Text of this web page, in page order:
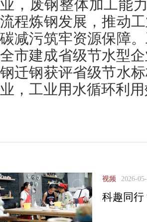
业，废钢整体加工能
流程炼钢发展，推动
碳减污筑牢资源保障
全市建成省级节水型
钢迁钢获评省级节水
业，工业用水循环利
视频 2026-
科趣同行